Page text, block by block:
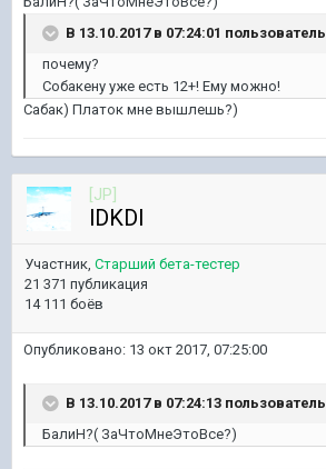
В 13.10.2017 в 07:24:01 пользователь
почему?
Собакену уже есть 12+! Ему можно!
Сабак) Платок мне вышлешь?)
[JP]
lDKDl
Участник, Старший бета-тестер
21 371 публикация
14 111 боёв
Опубликовано: 13 окт 2017, 07:25:00
В 13.10.2017 в 07:24:13 пользователь
БалиН?( ЗаЧтоМнеЭтоВсе?)